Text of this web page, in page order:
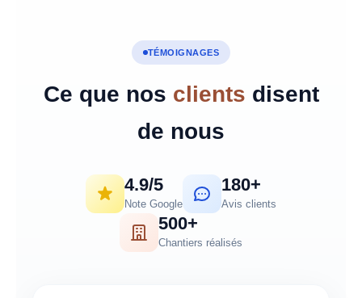
TÉMOIGNAGES
Ce que nos clients disent
de nous
4.9/5
Note Google
180+
Avis clients
500+
Chantiers réalisés